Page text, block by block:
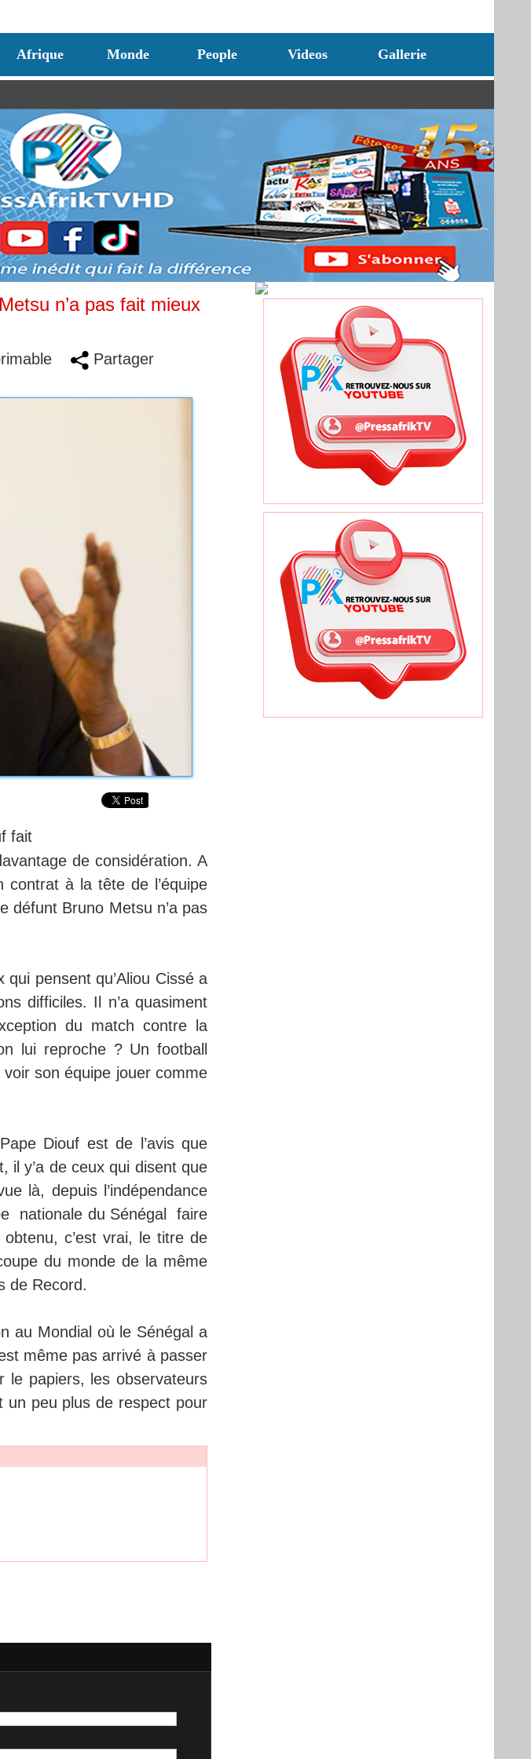
Afrique Monde People Videos Gallerie
n’a pas fait mieux
Partager
fait
de considération. A
à la tête de l’équipe
défunt Bruno Metsu n’a pas
pensent qu’Aliou Cissé a
difficiles. Il n’a quasiment
du match contre la
lui reproche ? Un football
son équipe jouer comme
Diouf est de l’avis que
il y’a de ceux qui disent que
là, depuis l’indépendance
nationale du Sénégal faire
c’est vrai, le titre de
du monde de la même
de Record.
au Mondial où le Sénégal a
même pas arrivé à passer
le papiers, les observateurs
un peu plus de respect pour